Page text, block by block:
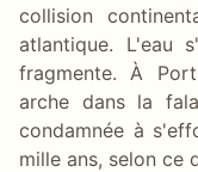
collision
atlantique. L'eau
fragmente. À
arche dans la
condamnée à
mille ans, selon ce